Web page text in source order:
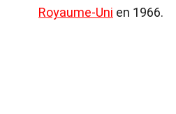
Royaume-Uni en 1966.